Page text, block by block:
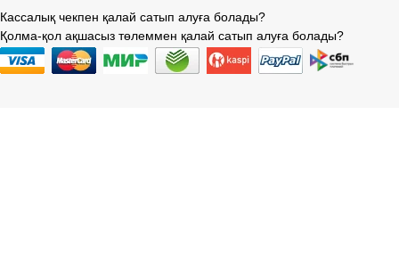
Кассалық чекпен қалай сатып алуға болады?
Қолма-қол ақшасыз төлеммен қалай сатып алуға болады?